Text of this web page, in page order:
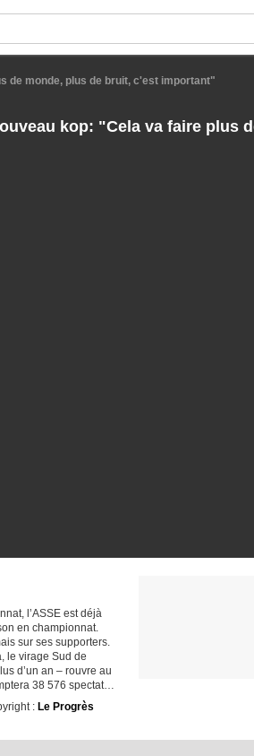
de monde, plus de bruit, c'est important"
kop: "Cela va faire plus
l’ASSE est déjà
en championnat.
sur ses supporters.
le virage Sud de
d’un an – rouvre au
38 576 spectat…
: Le Progrès